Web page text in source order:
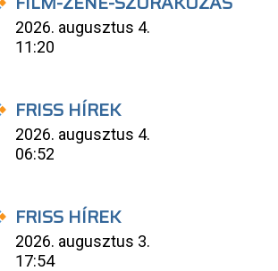
2026. augusztus 4.
11:20
FRISS HÍREK
2026. augusztus 4.
06:52
FRISS HÍREK
2026. augusztus 3.
17:54